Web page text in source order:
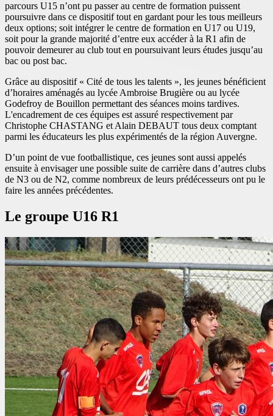
parcours U15 n’ont pu passer au centre de formation puissent
poursuivre dans ce dispositif tout en gardant pour les tous meilleurs
deux options; soit intégrer le centre de formation en U17 ou U19,
soit pour la grande majorité d’entre eux accéder à la R1 afin de
pouvoir demeurer au club tout en poursuivant leurs études jusqu’au
bac ou post bac.
Grâce au dispositif « Cité de tous les talents », les jeunes bénéficient
d’horaires aménagés au lycée Ambroise Brugière ou au lycée
Godefroy de Bouillon permettant des séances moins tardives.
L'encadrement de ces équipes est assuré respectivement par
Christophe CHASTANG et Alain DEBAUT tous deux comptant
parmi les éducateurs les plus expérimentés de la région Auvergne.
D’un point de vue footballistique, ces jeunes sont aussi appelés
ensuite à envisager une possible suite de carrière dans d’autres clubs
de N3 ou de N2, comme nombreux de leurs prédécesseurs ont pu le
faire les années précédentes.
Le groupe U16 R1